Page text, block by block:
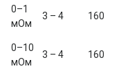
0–1
мОм
3 – 4 160
0–10
мОм
3 – 4 160